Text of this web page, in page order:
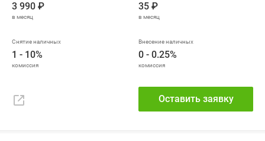
3 990 ₽ 35 ₽
1 - 10% 0 - 0.25%
Оставить заявку